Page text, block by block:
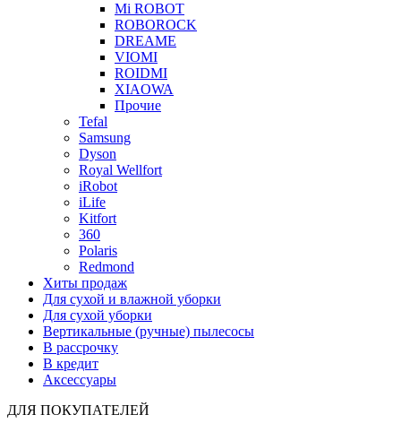
Mi ROBOT
ROBOROCK
DREAME
VIOMI
ROIDMI
XIAOWA
Прочие
Tefal
Samsung
Dyson
Royal Wellfort
iRobot
iLife
Kitfort
360
Polaris
Redmond
Хиты продаж
Для сухой и влажной уборки
Для сухой уборки
Вертикальные (ручные) пылесосы
В рассрочку
В кредит
Аксессуары
ДЛЯ ПОКУПАТЕЛЕЙ